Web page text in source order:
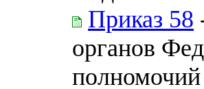
Приказ 58
органов
полномочий